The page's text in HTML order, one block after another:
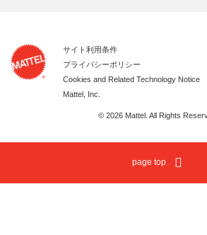
サイト利用条件
プライバシーポリシー
Cookies and Related Technology Notice
Mattel, Inc.
© 2026 Mattel. All Rights
page top